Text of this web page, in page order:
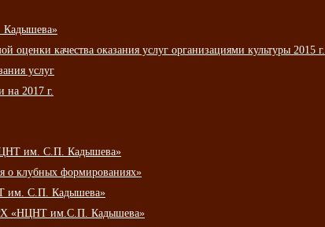
Кадышева»
качества оказания услуг организациями культуры 2015 г.
услуг
на 2017 г.
им. С.П. Кадышева»
о клубных формированиях»
им. С.П. Кадышева»
РХ «НЦНТ им.С.П. Кадышева»